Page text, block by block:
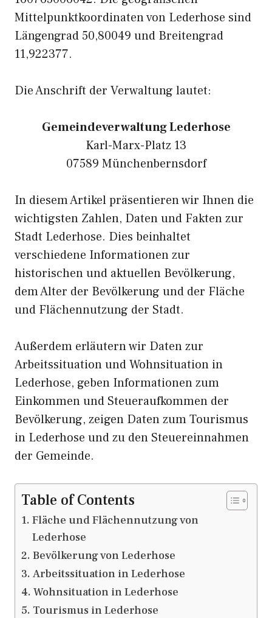
Mittelpunktkoordinaten von Lederhose sind
Längengrad 50,80049 und Breitengrad
11,922377.
Die Anschrift der Verwaltung lautet:
Gemeindeverwaltung Lederhose
Karl-Marx-Platz 13
07589 Münchenbernsdorf
In diesem Artikel präsentieren wir Ihnen die
wichtigsten Zahlen, Daten und Fakten zur
Stadt Lederhose. Dies beinhaltet
verschiedene Informationen zur
historischen und aktuellen Bevölkerung,
dem Alter der Bevölkerung und der Fläche
und Flächennutzung der Stadt.
Außerdem erläutern wir Daten zur
Arbeitssituation und Wohnsituation in
Lederhose, geben Informationen zum
Einkommen und Steueraufkommen der
Bevölkerung, zeigen Daten zum Tourismus
in Lederhose und zu den Steuereinnahmen
der Gemeinde.
Table of Contents
Fläche und Flächennutzung von
Lederhose
Bevölkerung von Lederhose
Arbeitssituation in Lederhose
Wohnsituation in Lederhose
Tourismus in Lederhose